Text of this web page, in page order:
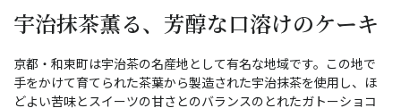
宇治抹茶薫る、芳醇な口溶けのケーキ
京都・和束町は宇治茶の名産地として有名な地域です。この地で
手をかけて育てられた茶葉から製造された宇治抹茶を使用し、ほ
どよい苦味とスイーツの甘さとのバランスのとれたガトーショコ